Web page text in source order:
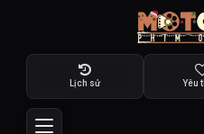
Lịch sử Yêu